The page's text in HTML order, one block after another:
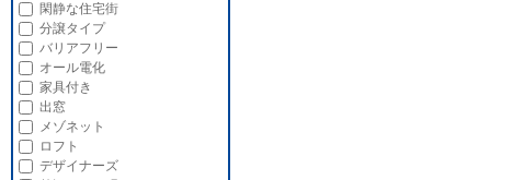
閑静な住宅街
分譲タイプ
バリアフリー
オール電化
家具付き
出窓
メゾネット
ロフト
デザイナーズ